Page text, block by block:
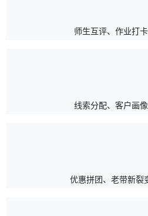
师生互评、作业打
线索分配、客户画
优惠拼团、老带新裂